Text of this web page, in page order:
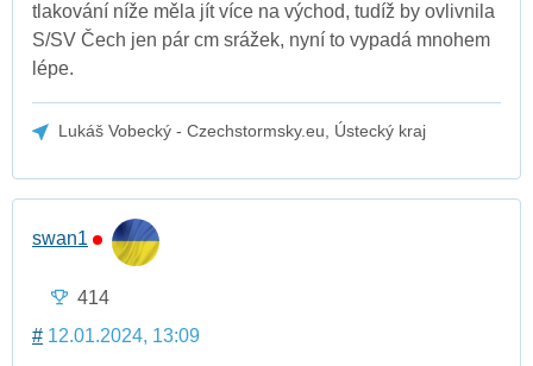
tlakování níže měla jít více na východ, tudíž by ovlivnila
S/SV Čech jen pár cm srážek, nyní to vypadá mnohem
lépe.
Lukáš Vobecký - Czechstormsky.eu, Ústecký kraj
swan1
414
# 12.01.2024, 13:09